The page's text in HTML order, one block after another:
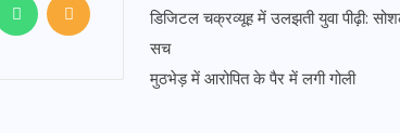
डिजिटल चक्रव्यूह में उलझती युवा पीढ़ी:
सच
मुठभेड़ में आरोपित के पैर में लगी गोली